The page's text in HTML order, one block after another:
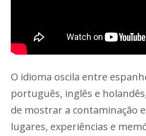
O idioma oscila entre
português, inglês e
de mostrar a contaminação
lugares, experiências e